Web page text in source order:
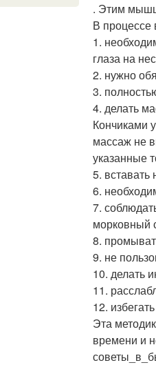
. Этим
В процессе
1.
глаза на
2. нужно
3.
4. делать
Кончиками
массаж не
указанные
5. вставать
6.
7.
морковный
8.
9. не
10. делать
11.
12.
Эта
времени и